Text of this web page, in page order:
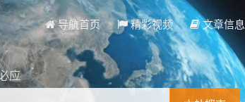
导航首页 精彩视频 文章信息
应